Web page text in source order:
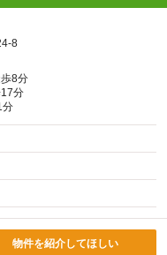
8
8分
分
分
物件を紹介してほしい